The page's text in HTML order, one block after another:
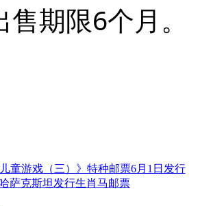
期限6个月。
童游戏（三）》特种邮票6月1日发行
萨克斯坦发行生肖马邮票